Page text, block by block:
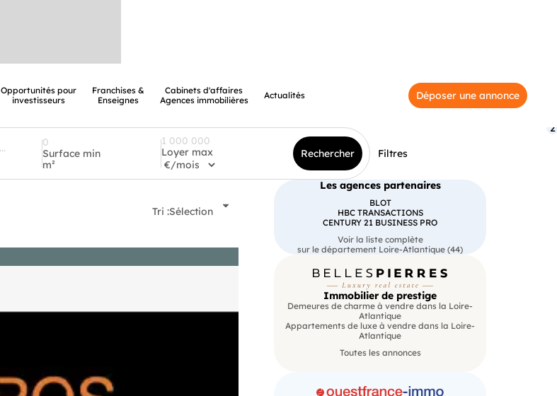
Opportunités pour
investisseurs
Franchises &
Enseignes
Cabinets d'affaires
Agences immobilières
Actualités Déposer une annonce
Surface min
m²
Loyer max Rechercher Filtres
2
Tri :Sélection
Les agences partenaires
BLOT
HBC TRANSACTIONS
CENTURY 21 BUSINESS PRO
Voir la liste complète
sur le département Loire-Atlantique (44)
Immobilier de prestige
Demeures de charme à vendre dans la Loire-
Atlantique
Appartements de luxe à vendre dans la Loire-
Atlantique
Toutes les annonces